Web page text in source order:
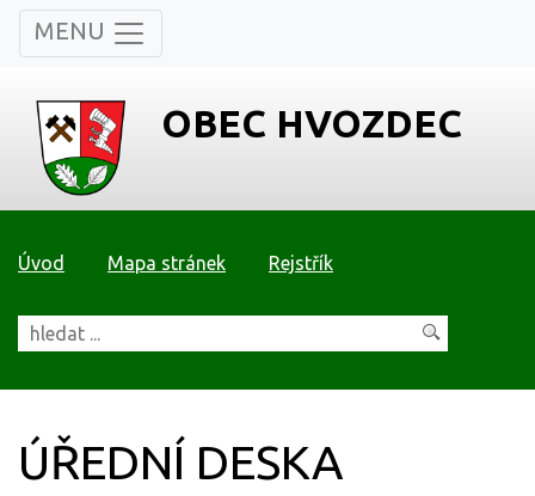
MENU
OBEC HVOZDEC
Úvod Mapa stránek Rejstřík
ÚŘEDNÍ DESKA